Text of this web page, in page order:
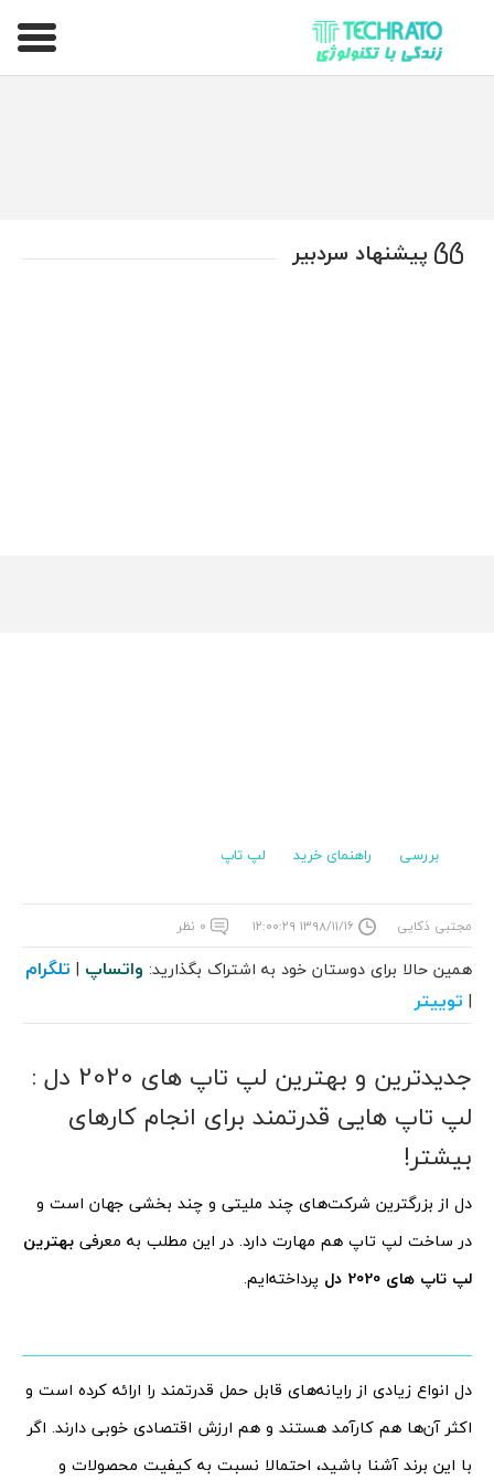
تکراتو – زندگی با تکنولوژی
پیشنهاد سردبیر
بررسی راهنمای خرید لپ تاپ
مجتبی ذکایی ۱۳۹۸/۱۱/۱۶ ۱۲:۰۰:۲۹ ۰ نظر
همین حالا برای دوستان خود به اشتراک بگذارید: واتساپ | تلگرام
| توییتر
جدیدترین و بهترین لپ تاپ های 2020 دل :
لپ تاپ هایی قدرتمند برای انجام کارهای
بیشتر!
دل از بزرگترین شرکت‌های چند ملیتی و چند بخشی جهان است و
در ساخت لپ تاپ هم مهارت دارد. در این مطلب به معرفی بهترین
لپ تاپ های 2020 دل
پرداخته‌ایم.
دل انواع زیادی از رایانه‌های قابل حمل قدرتمند را ارائه کرده است و
اکثر آن‌ها هم کارآمد هستند و هم ارزش اقتصادی خوبی دارند. اگر
با این برند آشنا باشید، احتمالا نسبت به کیفیت محصولات و